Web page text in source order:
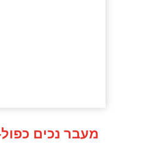
700EDN1 -מעבר נכים כפול